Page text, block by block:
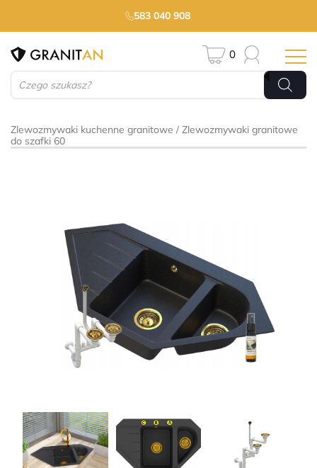
583 040 908
Wyszukiwarka
produktów
0
Zlewozmywaki kuchenne granitowe
Zlewozmywaki granitowe
do szafki 60